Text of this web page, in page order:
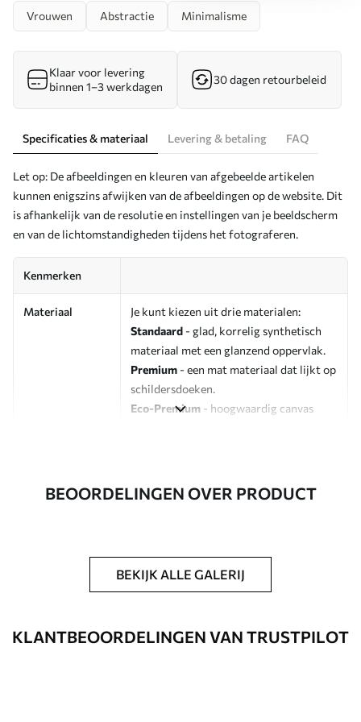
Vrouwen Abstractie Minimalisme
Klaar voor levering
binnen 1–3 werkdagen
30 dagen retourbeleid
Specificaties & materiaal Levering & betaling FAQ
Let op: De afbeeldingen en kleuren van afgebeelde artikelen
kunnen enigszins afwijken van de afbeeldingen op de website. Dit
is afhankelijk van de resolutie en instellingen van je beeldscherm
en van de lichtomstandigheden tijdens het fotograferen.
Kenmerken
Materiaal
Je kunt kiezen uit drie materialen:
Standaard - glad, korrelig synthetisch
materiaal met een glanzend oppervlak.
Premium - een mat materiaal dat lijkt op
schildersdoeken.
Eco-Premium - hoogwaardig canvas
Artikelnummer s44749
Beschikbare materialen
Standaard
BEOORDELINGEN OVER PRODUCT
BEKIJK ALLE GALERIJ
KLANTBEOORDELINGEN VAN TRUSTPILOT